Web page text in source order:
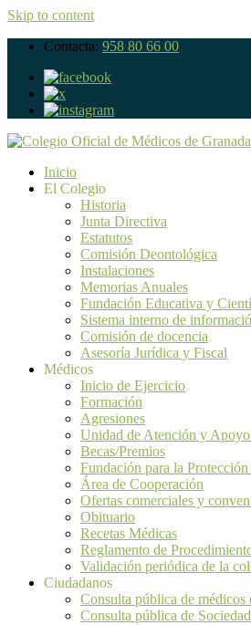
Skip to content
Contacta: 958 80 66 00
Inicio
El Colegio
Historia
Junta Directiva
Estatutos
Comisión Deontológica
Instalaciones
Memorias Anuales
Fundación Educativa y
Sistema interno de
Comisión de docencia
Asesoría Jurídica y Fiscal
Médicos
Inicio de Ejercicio
Formación
Agresiones
Unidad de Atención y
Becas/Premios
Fundación para la
Área de Cooperación
Ofertas comerciales y
Obituario
Recetas Médicas
Reglamento de
Validación periódica de la
Ciudadanos
Consulta pública de médicos
Consulta pública de